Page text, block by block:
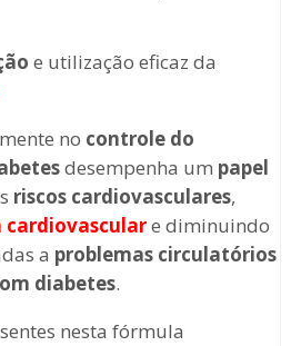
e utilização eficaz da
no controle do
desempenha um papel
riscos cardiovasculares,
cardiovasculare diminuindo
a problemas circulatórios
diabetes.
nesta fórmula